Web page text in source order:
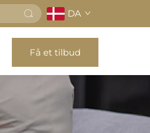
DA
Få et tilbud